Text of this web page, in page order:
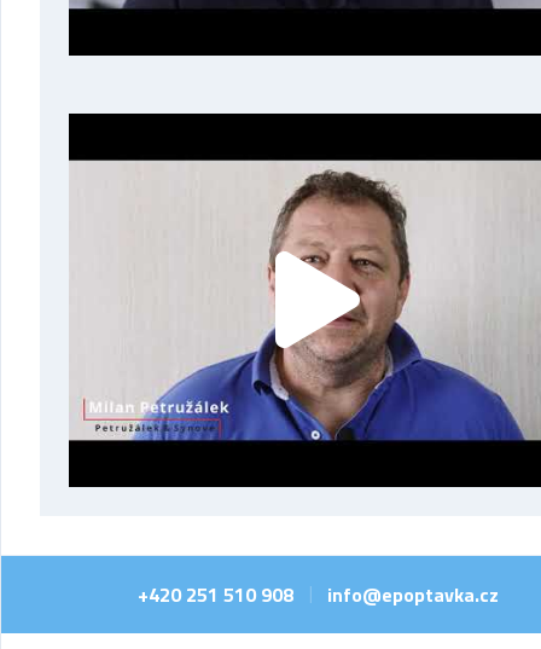
+420 251 510 908 info@epoptavka.cz